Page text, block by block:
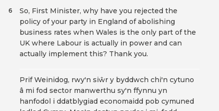
So, First Minister, why have you rejected the
policy of your party in England of abolishing
business rates when Wales is the only part of the
UK where Labour is actually in power and can
actually implement this? Thank you.
6
Prif Weinidog, rwy'n siŵr y byddwch chi'n cytuno
â mi fod sector manwerthu sy'n ffynnu yn
hanfodol i ddatblygiad economaidd pob cymuned